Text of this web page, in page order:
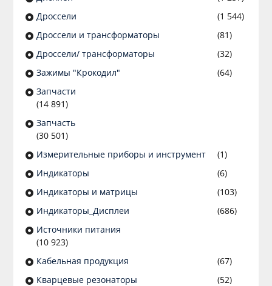
Дроссели
(1 544)
Дроссели и трансформаторы
(81)
Дроссели/ трансформаторы
(32)
Зажимы "Крокодил"
(64)
Запчасти
(14 891)
Запчасть
(30 501)
Измерительные приборы и инструмент
(1)
Индикаторы
(6)
Индикаторы и матрицы
(103)
Индикаторы_Дисплеи
(686)
Источники питания
(10 923)
Кабельная продукция
(67)
Кварцевые резонаторы
(52)